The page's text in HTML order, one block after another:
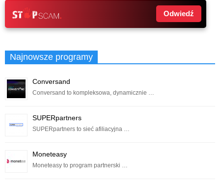
Odwiedź
Najnowsze programy
Conversand
Conversand to kompleksowa, dynamicznie …
SUPERpartners
SUPERpartners to sieć afiliacyjna …
Moneteasy
Moneteasy to program partnerski …